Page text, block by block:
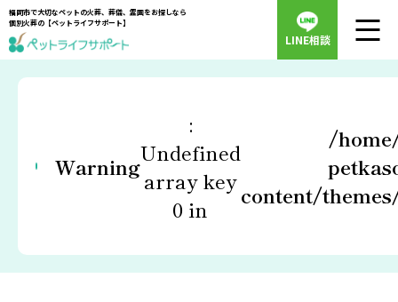
福岡市で大切なペットの火葬、葬儀、霊園をお探しなら
個別火葬の【ペットライフサポート】
LINE相談
Warning
:
Undefined
array key
0 in
/
content/